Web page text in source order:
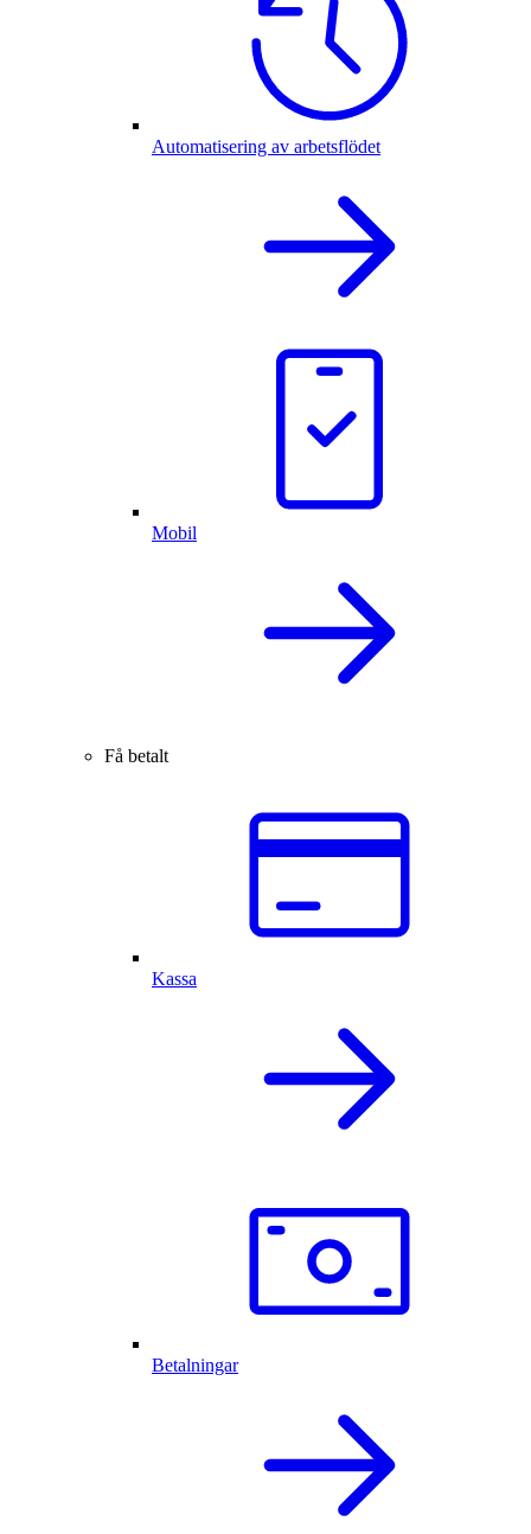
Automatisering av arbetsflödet
Mobil
Få betalt
Kassa
Betalningar